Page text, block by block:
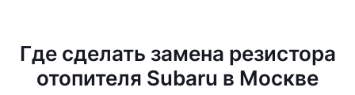
Где сделать замена резистора
отопителя Subaru в Москве